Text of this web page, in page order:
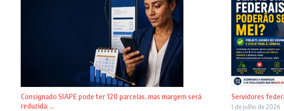
Consignado SIAPE pode ter 120 parcelas, mas margem será
reduzida: ...
Servidores
1 de julho de 2026